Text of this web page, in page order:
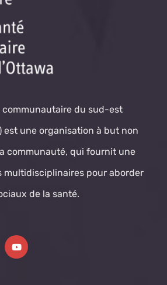
communautaire du sud-est
est une organisation à but non
communauté, qui fournit une
multidisciplinaires pour aborder
de la santé.